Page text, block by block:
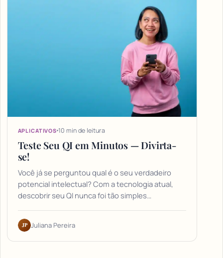
APLICATIVOS 10 min de leitura
Teste Seu QI em Minutos — Divirta-
se!
Você já se perguntou qual é o seu verdadeiro
potencial intelectual? Com a tecnologia atual,
descobrir seu QI nunca foi tão simples…
JP Juliana Pereira